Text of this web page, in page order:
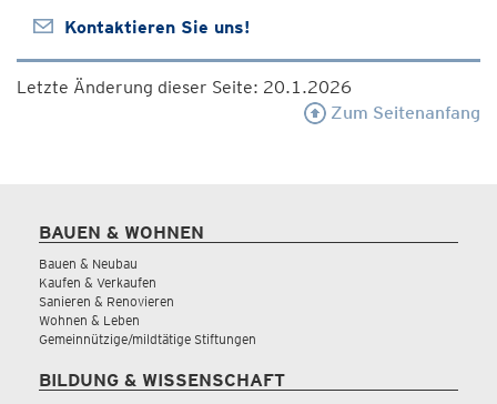
Kontaktieren Sie uns!
Letzte Änderung dieser Seite: 20.1.2026
Zum Seitenanfang
BAUEN & WOHNEN
Bauen & Neubau
Kaufen & Verkaufen
Sanieren & Renovieren
Wohnen & Leben
Gemeinnützige/mildtätige Stiftungen
BILDUNG & WISSENSCHAFT